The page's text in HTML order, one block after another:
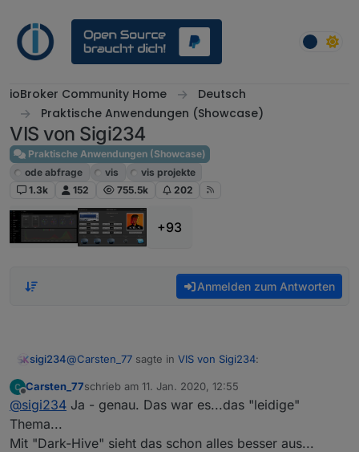
ioBroker Community Home
Deutsch
Praktische Anwendungen (Showcase)
VIS von Sigi234
Praktische Anwendungen (Showcase)
ode abfrage
vis
vis projekte
1.3k
152 755.5k 202
+93
Anmelden zum Antworten
sigi234@Carsten_77 sagte in VIS von Sigi234:
variieren...bei dem *.vis mit den Echos ist der
ziemlich "fett"...
nicht was du meinst. Die Winamp-Skin sind abhängig
Offline
Carsten_77schrieb am 11. Jan. 2020, 12:55
zuletzt editiert von
@sigi234 Ja - genau. Das war es...das "leidige"
Thema...
Mit "Dark-Hive" sieht das schon alles besser aus...